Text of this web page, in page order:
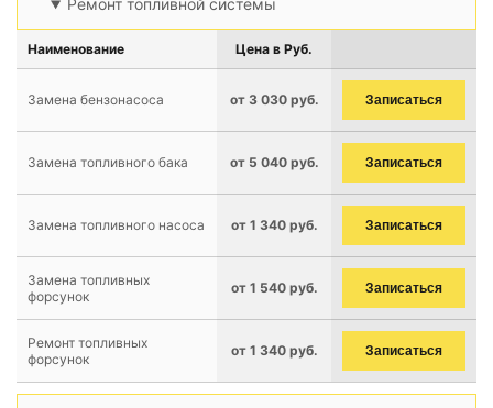
Ремонт топливной системы
Наименование Цена в Руб.
Замена бензонасоса от 3 030 руб. Записаться
Замена топливного бака от 5 040 руб. Записаться
Замена топливного насоса от 1 340 руб. Записаться
Замена топливных
форсунок
от 1 540 руб. Записаться
Ремонт топливных
форсунок
от 1 340 руб. Записаться